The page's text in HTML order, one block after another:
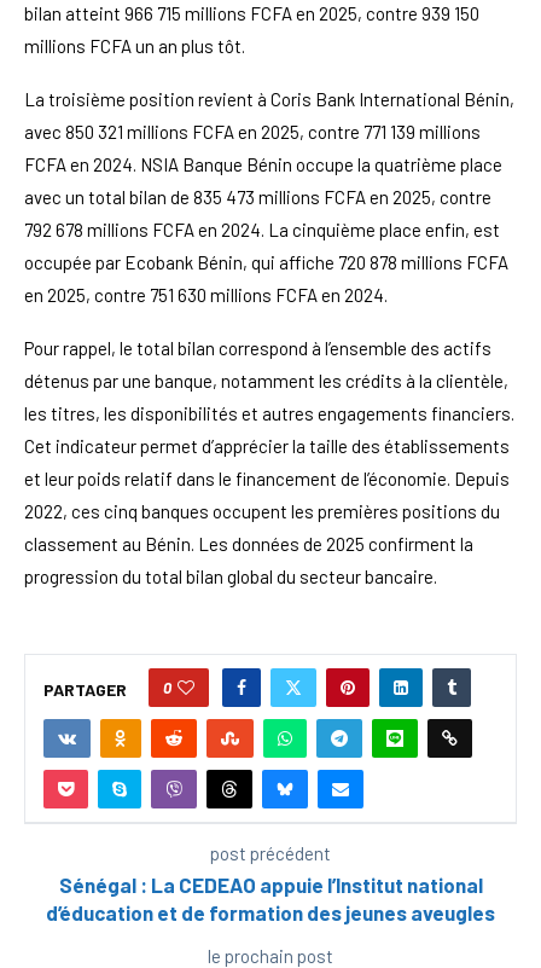
bilan atteint 966 715 millions FCFA en 2025, contre 939 150
millions FCFA un an plus tôt.
La troisième position revient à Coris Bank International Bénin,
avec 850 321 millions FCFA en 2025, contre 771 139 millions
FCFA en 2024. NSIA Banque Bénin occupe la quatrième place
avec un total bilan de 835 473 millions FCFA en 2025, contre
792 678 millions FCFA en 2024. La cinquième place enfin, est
occupée par Ecobank Bénin, qui affiche 720 878 millions FCFA
en 2025, contre 751 630 millions FCFA en 2024.
Pour rappel, le total bilan correspond à l’ensemble des actifs
détenus par une banque, notamment les crédits à la clientèle,
les titres, les disponibilités et autres engagements financiers.
Cet indicateur permet d’apprécier la taille des établissements
et leur poids relatif dans le financement de l’économie. Depuis
2022, ces cinq banques occupent les premières positions du
classement au Bénin. Les données de 2025 confirment la
progression du total bilan global du secteur bancaire.
PARTAGER 0
post précédent
Sénégal : La CEDEAO appuie l’Institut national
d’éducation et de formation des jeunes aveugles
le prochain post